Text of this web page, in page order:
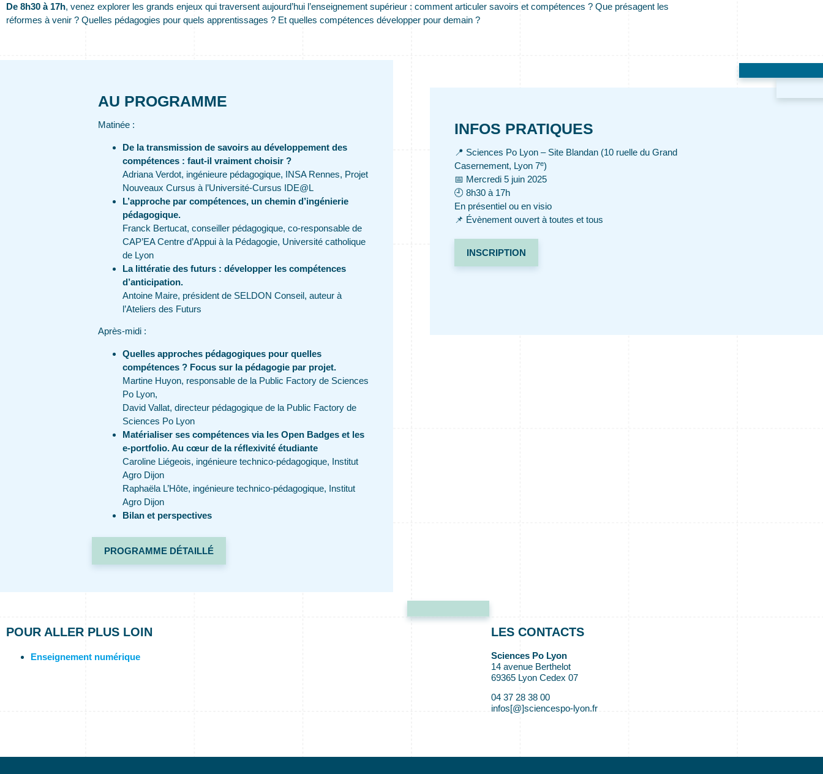
De 8h30 à 17h, venez explorer les grands enjeux qui traversent aujourd’hui l’enseignement supérieur : comment articuler savoirs et compétences ? Que présagent les
réformes à venir ? Quelles pédagogies pour quels apprentissages ? Et quelles compétences développer pour demain ?
AU PROGRAMME
Matinée :
De la transmission de savoirs au développement des
compétences : faut-il vraiment choisir ?
Adriana Verdot, ingénieure pédagogique, INSA Rennes, Projet
Nouveaux Cursus à l’Université-Cursus IDE@L
L’approche par compétences, un chemin d’ingénierie
pédagogique.
Franck Bertucat, conseiller pédagogique, co-responsable de
CAP’EA Centre d’Appui à la Pédagogie, Université catholique
de Lyon
La littératie des futurs : développer les compétences
d’anticipation.
Antoine Maire, président de SELDON Conseil, auteur à
l’Ateliers des Futurs
Après-midi :
Quelles approches pédagogiques pour quelles
compétences ? Focus sur la pédagogie par projet.
Martine Huyon, responsable de la Public Factory de Sciences
Po Lyon,
David Vallat, directeur pédagogique de la Public Factory de
Sciences Po Lyon
Matérialiser ses compétences via les Open Badges et les
e-portfolio. Au cœur de la réflexivité étudiante
Caroline Liégeois, ingénieure technico-pédagogique, Institut
Agro Dijon
Raphaëla L’Hôte, ingénieure technico-pédagogique, Institut
Agro Dijon
Bilan et perspectives
PROGRAMME DÉTAILLÉ
INFOS PRATIQUES
📍 Sciences Po Lyon – Site Blandan (10 ruelle du Grand
Casernement, Lyon 7e)
📅 Mercredi 5 juin 2025
🕘 8h30 à 17h
En présentiel ou en visio
📌 Évènement ouvert à toutes et tous
INSCRIPTION
POUR ALLER PLUS LOIN
Enseignement numérique
LES CONTACTS
Sciences Po Lyon
14 avenue Berthelot
69365 Lyon Cedex 07
04 37 28 38 00
infos[@]sciencespo-lyon.fr